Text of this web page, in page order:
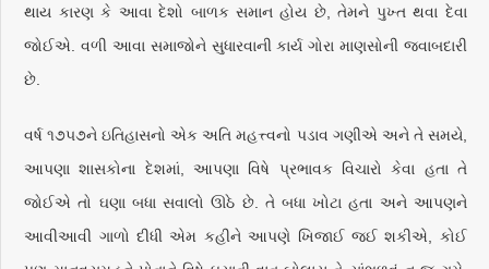
થાય કારણ કે આવા દેશો બાળક સમાન હોય છે, તેમને પુખ્ત થવા દેવા
જોઈએ. વળી આવા સમાજોને સુધારવાની કાર્ય ગોરા માણસોની જવાબદારી
છે.
વર્ષ ૧૭૫૭ને ઇતિહાસનો એક અતિ મહત્ત્વનો પડાવ ગણીએ અને તે સમયે,
આપણા શાસકોના દેશમાં, આપણા વિષે પ્રભાવક વિચારો કેવા હતા તે
જોઈએ તો ઘણા બધા સવાલો ઊઠે છે. તે બધા ખોટા હતા અને આપણને
આવીઆવી ગાળો દીધી એમ કહીને આપણે ખિજાઈ જઈ શકીએ, કોઈ